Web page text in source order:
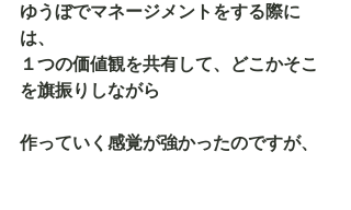
ゆうぼでマネージメントをする際に
は、
１つの価値観を共有して、どこかそこ
を旗振りしながら
作っていく感覚が強かったのですが、